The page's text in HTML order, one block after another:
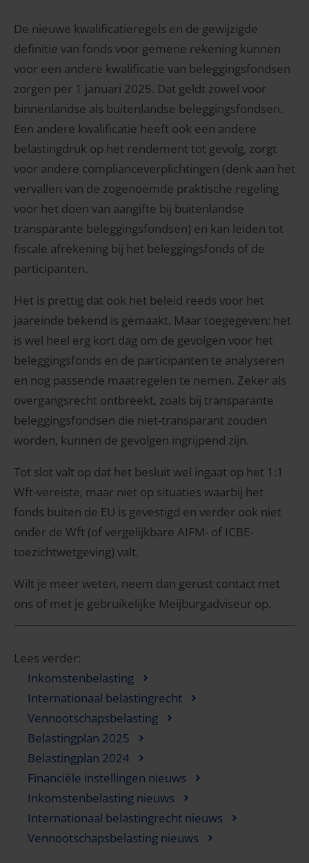
De nieuwe kwalificatieregels en de gewijzigde
definitie van fonds voor gemene rekening kunnen
voor een andere kwalificatie van beleggingsfondsen
zorgen per 1 januari 2025. Dat geldt zowel voor
binnenlandse als buitenlandse beleggingsfondsen.
Een andere kwalificatie heeft ook een andere
belastingdruk op het rendement tot gevolg, zorgt
voor andere complianceverplichtingen (denk aan het
vervallen van de zogenoemde praktische regeling
voor het doen van aangifte bij buitenlandse
transparante beleggingsfondsen) en kan leiden tot
fiscale afrekening bij het beleggingsfonds of de
participanten.
Het is prettig dat ook het beleid reeds voor het
jaareinde bekend is gemaakt. Maar toegegeven: het
is wel heel erg kort dag om de gevolgen voor het
beleggingsfonds en de participanten te analyseren
en nog passende maatregelen te nemen. Zeker als
overgangsrecht ontbreekt, zoals bij transparante
beleggingsfondsen die niet-transparant zouden
worden, kunnen de gevolgen ingrijpend zijn.
Tot slot valt op dat het besluit wel ingaat op het 1:1
Wft-vereiste, maar niet op situaties waarbij het
fonds buiten de EU is gevestigd en verder ook niet
onder de Wft (of vergelijkbare AIFM- of ICBE-
toezichtwetgeving) valt.
Wilt je meer weten, neem dan gerust contact met
ons of met je gebruikelijke Meijburgadviseur op.
Lees verder:
Inkomstenbelasting
Internationaal belastingrecht
Vennootschapsbelasting
Belastingplan 2025
Belastingplan 2024
Financiële instellingen nieuws
Inkomstenbelasting nieuws
Internationaal belastingrecht nieuws
Vennootschapsbelasting nieuws